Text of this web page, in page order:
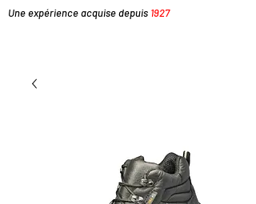
Une expérience acquise depuis 1927